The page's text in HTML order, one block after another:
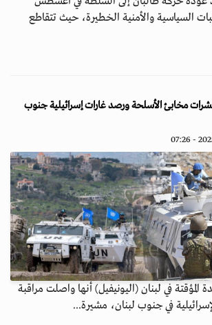
السياسية والأمنية الخطيرة، حيث تتقاطع
مخابئ الأسلحة ورصد غارات إسرائيلية جنوب
المؤقتة في لبنان (اليونيفيل) أنها واصلت مراقبة
في جنوب لبنان، مشيرة...